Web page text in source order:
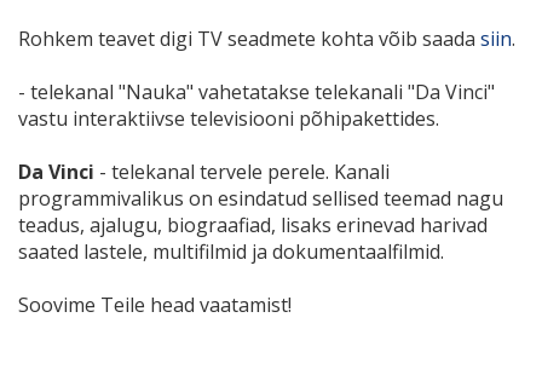
Rohkem teavet digi TV seadmete kohta võib saada siin.
- telekanal "Nauka" vahetatakse telekanali "Da Vinci"
vastu interaktiivse televisiooni põhipakettides.
Da Vinci - telekanal tervele perele. Kanali
programmivalikus on esindatud sellised teemad nagu
teadus, ajalugu, biograafiad, lisaks erinevad harivad
saated lastele, multifilmid ja dokumentaalfilmid.
Soovime Teile head vaatamist!